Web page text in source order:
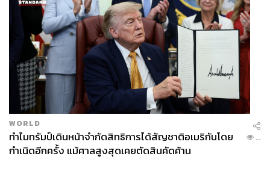
WORLD
ทำไมทรัมป์เดินหน้าจำกัดสิทธิการได้สัญชาติอเมริกันโดย
กำเนิดอีกครั้ง แม้ศาลสูงสุดเคยตัดสินคัดค้าน
...